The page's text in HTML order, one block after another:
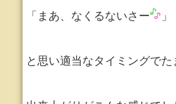
「まあ、なくるないさー
」
と思い適当なタイミングで